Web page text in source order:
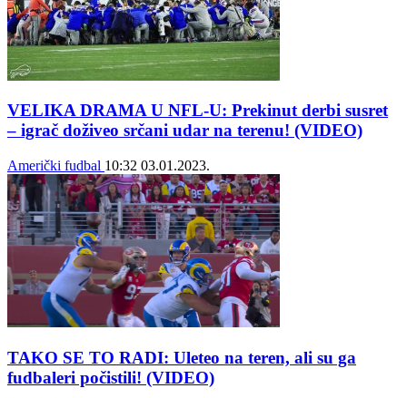
VELIKA DRAMA U NFL-U: Prekinut derbi susret
– igrač doživeo srčani udar na terenu! (VIDEO)
Američki fudbal 10:32 03.01.2023.
TAKO SE TO RADI: Uleteo na teren, ali su ga
fudbaleri počistili! (VIDEO)